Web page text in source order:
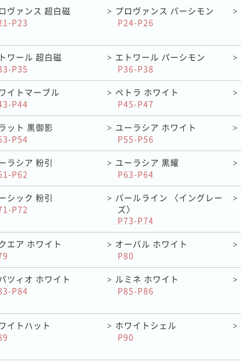
ヴァンス 超白磁
P23
> プロヴァンス パーシモン
P24-P26
>
ワール 超白磁
P35
> エトワール パーシモン
P36-P38
>
イトマーブル
P44
> ペトラ ホワイト
P45-P47
>
ット 黒御影
P54
> ユーラシア ホワイト
P55-P56
>
ラシア 粉引
P62
> ユーラシア 黒耀
P63-P64
>
シック 粉引
P72
> パールライン 〈イングレー
ズ〉
P73-P74
>
エア ホワイト
> オーバル ホワイト
P80
>
ツィオ ホワイト
P84
> ルミネ ホワイト
P85-P86
>
イトハット
> ホワイトシェル
P90
>